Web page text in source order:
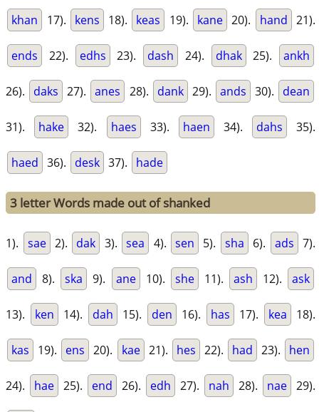
khan 17). kens 18). keas 19). kane 20). hand 21).
ends 22). edhs 23). dash 24). dhak 25). ankh
26). daks 27). anes 28). dank 29). ands 30). dean
31). hake 32). haes 33). haen 34). dahs 35).
haed 36). desk 37). hade
3 letter Words made out of shanked
1). sae 2). dak 3). sea 4). sen 5). sha 6). ads 7).
and 8). ska 9). ane 10). she 11). ash 12). ask
13). ken 14). dah 15). den 16). has 17). kea 18).
kas 19). ens 20). kae 21). hes 22). had 23). hen
24). hae 25). end 26). edh 27). nah 28). nae 29).